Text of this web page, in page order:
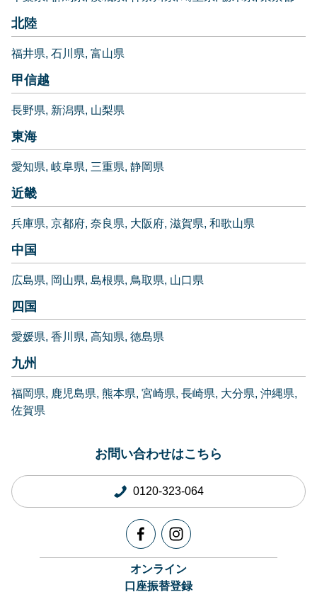
北陸
福井県 石川県 富山県
甲信越
長野県 新潟県 山梨県
東海
愛知県 岐阜県 三重県 静岡県
近畿
兵庫県 京都府 奈良県 大阪府 滋賀県 和歌山県
中国
広島県 岡山県 島根県 鳥取県 山口県
四国
愛媛県 香川県 高知県 徳島県
九州
福岡県 鹿児島県 熊本県 宮崎県 長崎県 大分県 沖縄県
佐賀県
お問い合わせはこちら
0120-323-064
オンライン
口座振替登録